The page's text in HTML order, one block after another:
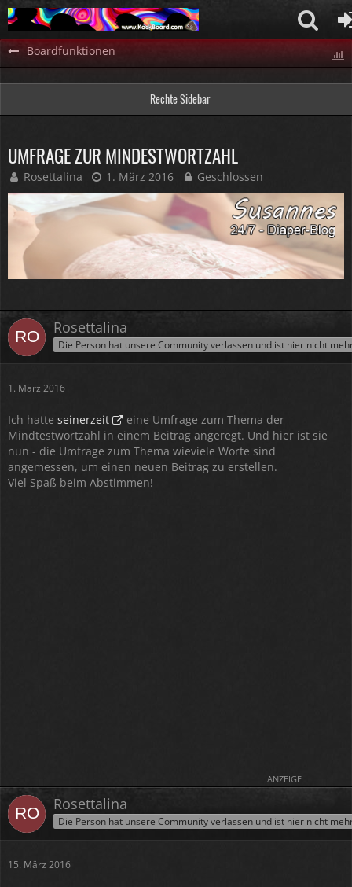
Boardfunktionen
UMFRAGE ZUR MINDESTWORTZAHL
Rosettalina 1. März 2016 Geschlossen
Rosettalina
Die Person hat unsere Community verlassen und ist hier nicht
1. März 2016
Ich hatte seinerzeit
eine Umfrage zum Thema der
Mindtestwortzahl in einem Beitrag angeregt. Und hier ist sie
nun - die Umfrage zum Thema wieviele Worte sind
angemessen, um einen neuen Beitrag zu erstellen.
Viel Spaß beim Abstimmen!
ANZEIGE
Rosettalina
Die Person hat unsere Community verlassen und ist hier nicht
15. März 2016
Rechte Sidebar